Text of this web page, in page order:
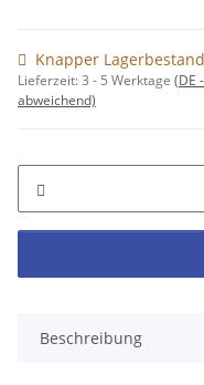
Knapper Lagerbestand
Lieferzeit:3 - 5 Werktage (DE
abweichend)
Beschreibung